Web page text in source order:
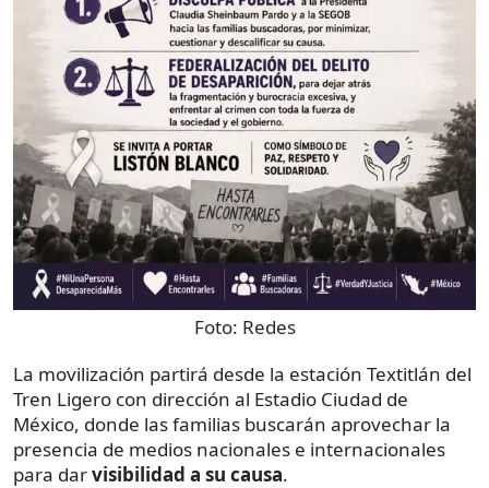
Foto: Redes
La movilización partirá desde la estación Textitlán del
Tren Ligero con dirección al Estadio Ciudad de
México, donde las familias buscarán aprovechar la
presencia de medios nacionales e internacionales
para darvisibilidad a su causa.